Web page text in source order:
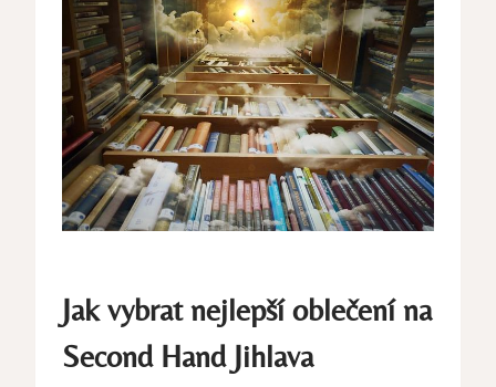
Jak vybrat nejlepší oblečení na
Second Hand Jihlava